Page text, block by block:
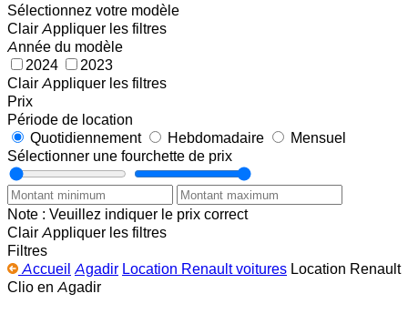
Sélectionnez votre modèle
Clair Appliquer les filtres
Année du modèle
2024
2023
Clair Appliquer les filtres
Prix
Période de location
Quotidiennement
Hebdomadaire
Mensuel
Sélectionner une fourchette de prix
Note : Veuillez indiquer le prix correct
Clair Appliquer les filtres
Filtres
Accueil Agadir Location Renault voitures Location Renault
Clio en Agadir